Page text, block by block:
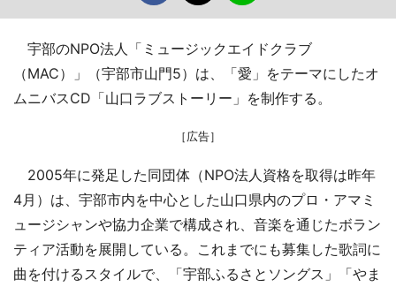
宇部のNPO法人「ミュージックエイドクラブ
（MAC）」（宇部市山門5）は、「愛」をテーマにしたオ
ムニバスCD「山口ラブストーリー」を制作する。
［広告］
2005年に発足した同団体（NPO法人資格を取得は昨年
4月）は、宇部市内を中心とした山口県内のプロ・アマミ
ュージシャンや協力企業で構成され、音楽を通じたボラン
ティア活動を展開している。これまでにも募集した歌詞に
曲を付けるスタイルで、「宇部ふるさとソングス」「やま